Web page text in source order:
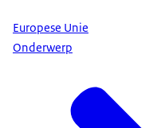
Europese Unie
Onderwerp